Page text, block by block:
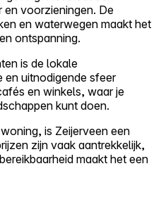
en voorzieningen. De
en waterwegen maakt het
ontspanning.
is de lokale
en uitnodigende sfeer
en winkels, waar je
kunt doen.
is Zeijerveen een
zijn vaak aantrekkelijk,
maakt het een